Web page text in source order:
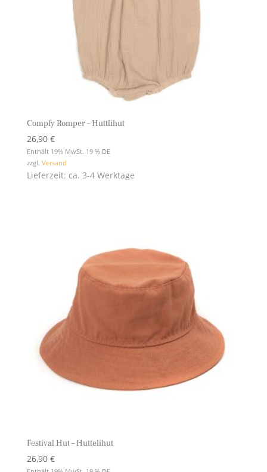
Compfy Romper – Huttlihut
26,90 €
Enthält 19% MwSt. 19 % DE
zzgl. Versand
Lieferzeit: ca. 3-4 Werktage
Festival Hut – Huttelihut
26,90 €